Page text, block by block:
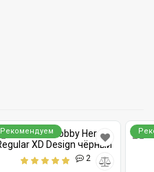
Рекомендуем
2